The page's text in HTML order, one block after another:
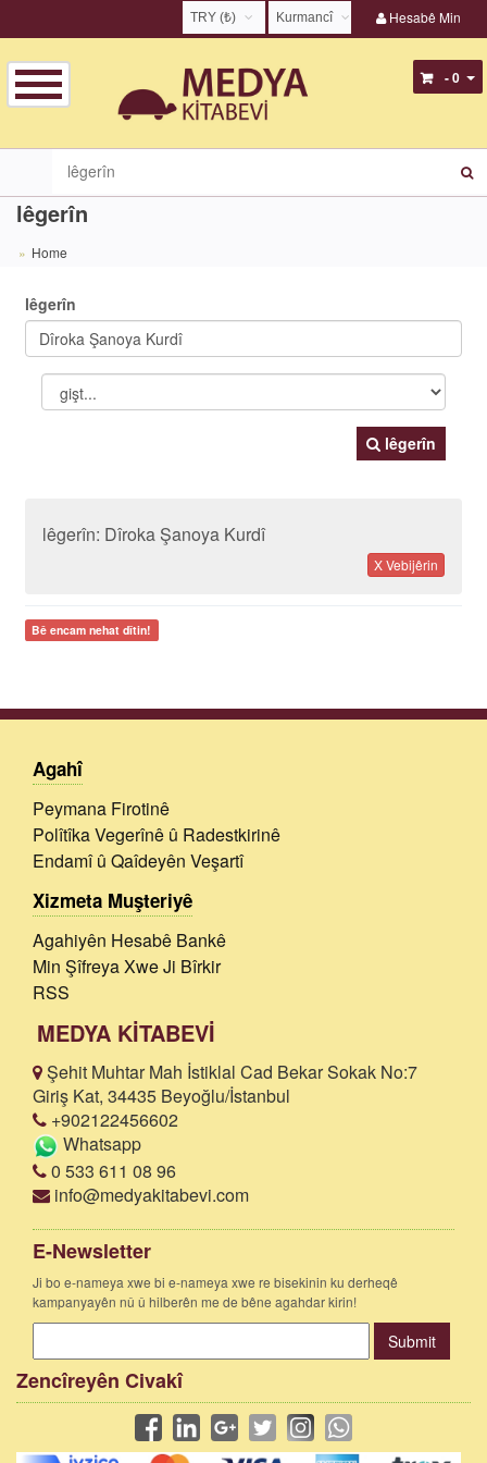
Hesabê Min
Kurmancî
Türkçe
Zazakî
TRY (₺)
EUR (€)
TRY (₺)
GBP (£)
- 0
lêgerîn
Home
lêgerîn
lêgerîn
lêgerîn: Dîroka Şanoya Kurdî
X Vebijêrin
Bê encam nehat dîtin!
Agahî
Peymana Firotinê
Polîtîka Vegerînê û Radestkirinê
Endamî û Qaîdeyên Veşartî
Xizmeta Muşteriyê
Agahiyên Hesabê Bankê
Min Şîfreya Xwe Ji Bîrkir
RSS
MEDYA KİTABEVİ
Şehit Muhtar Mah İstiklal Cad Bekar Sokak No:7
Giriş Kat, 34435 Beyoğlu/İstanbul
+902122456602
Whatsapp
0 533 611 08 96
info@medyakitabevi.com
E-Newsletter
Ji bo e-nameya xwe bi e-nameya xwe re bisekinin ku derheqê
kampanyayên nû û hilberên me de bêne agahdar kirin!
Submit
Zencîreyên Civakî